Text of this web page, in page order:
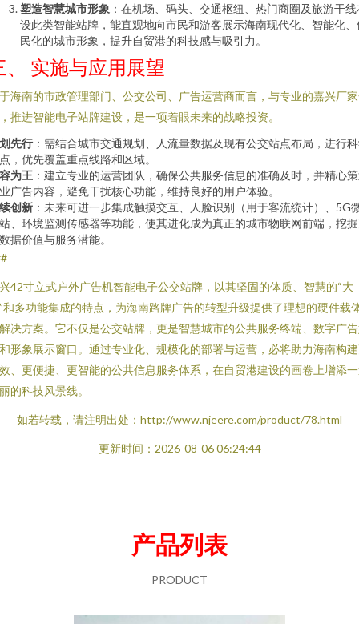
塑造智慧城市形象 ：在机场、码头、交通枢纽、热门商圈及旅游干
设此类智能站牌，能直观地向市民和游客展示海南现代化、智能化、
民化的城市形象，提升自贸港的科技感与吸引力。
、 实施与应用展望
海南的市政管理部门、公交公司、广告运营商而言，与专业的嘉兴厂
推进智能电子站牌建设，是一项着眼未来的战略投资。
先行 ：需结合城市交通规划、人流量数据及现有公交站点布局，进行
，优先覆盖重点线路和区域。
为王 ：建立专业的运营团队，确保公共服务信息的准确及时，并精心
广告内容，避免干扰核心功能，维持良好的用户体验。
创新 ：未来可进一步集成触摸交互、人脸识别（用于客流统计）、5G
、环境监测传感器等功能，使其进化成为真正的城市物联网前端，挖
据价值与服务潜能。
42寸立式户外广告机智能电子公交站牌，以其坚固的体质、智慧的“大
和多功能集成的特点，为海南路牌广告的转型升级提供了理想的硬件载
决方案。它不仅是公交站牌，更是智慧城市的公共服务终端、数字广
形象展示窗口。通过专业化、规模化的部署与运营，必将助力海南构
、更便捷、更智能的公共信息服务体系，在自贸港建设的画卷上增添
的科技风景线。
如若转载，请注明出处：http://www.njeere.com/product/78.html
更新时间：2026-08-06 06:24:44
产品列表
PRODUCT